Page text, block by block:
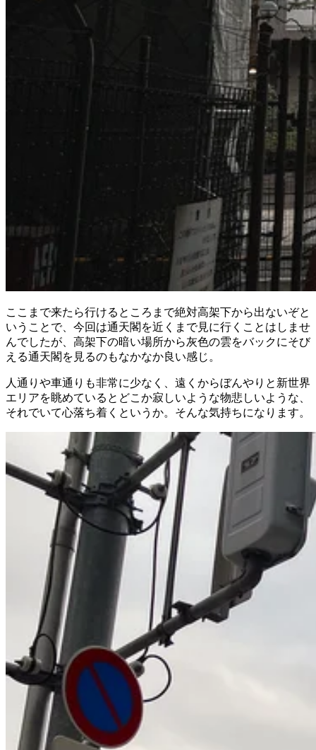
ここまで来たら行けるところまで絶対高架下から出ないぞと
いうことで、今回は通天閣を近くまで見に行くことはしませ
んでしたが、高架下の暗い場所から灰色の雲をバックにそび
える通天閣を見るのもなかなか良い感じ。
人通りや車通りも非常に少なく、遠くからぼんやりと新世界
エリアを眺めているとどこか寂しいような物悲しいような、
それでいて心落ち着くというか。そんな気持ちになります。